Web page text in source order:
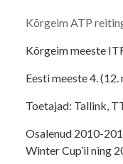
Kõrgeim ATP
Kõrgeim meeste
Eesti meeste 4.
Toetajad: Tallink,
Osalenud 2010-
Winter Cup’il ning